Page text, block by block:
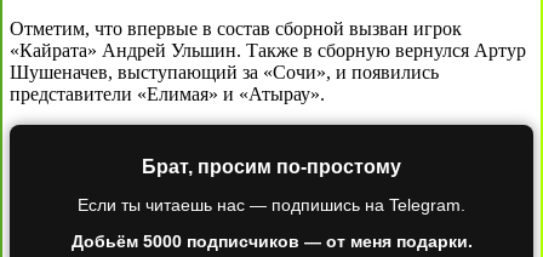
Отметим, что впервые в состав сборной вызван игрок
«Кайрата» Андрей Ульшин. Также в сборную вернулся Артур
Шушеначев, выступающий за «Сочи», и появились
представители «Елимая» и «Атырау».
Брат, просим по-простому
Если ты читаешь нас — подпишись на Telegram.
Добьём 5000 подписчиков — от меня подарки.